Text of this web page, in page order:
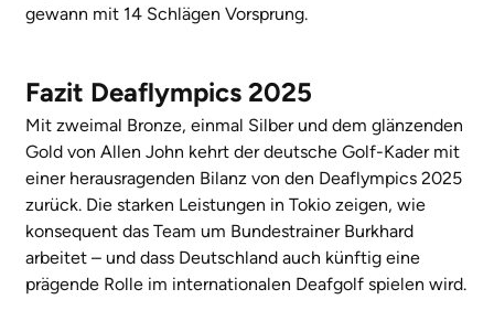
gewann mit 14 Schlägen Vorsprung.
Fazit Deaflympics 2025
Mit zweimal Bronze, einmal Silber und dem glänzenden
Gold von Allen John kehrt der deutsche Golf-Kader mit
einer herausragenden Bilanz von den Deaflympics 2025
zurück. Die starken Leistungen in Tokio zeigen, wie
konsequent das Team um Bundestrainer Burkhard
arbeitet – und dass Deutschland auch künftig eine
prägende Rolle im internationalen Deafgolf spielen wird.